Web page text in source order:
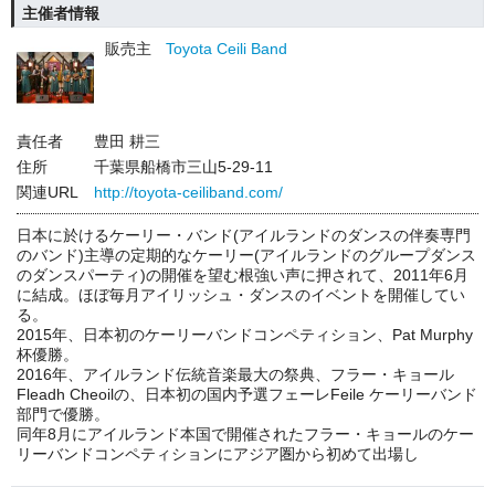
主催者情報
販売主
Toyota Ceili Band
責任者
豊田 耕三
住所
千葉県船橋市三山5-29-11
関連URL
http://toyota-ceiliband.com/
日本に於けるケーリー・バンド(アイルランドのダンスの伴奏専門
のバンド)主導の定期的なケーリー(アイルランドのグループダンス
のダンスパーティ)の開催を望む根強い声に押されて、2011年6月
に結成。ほぼ毎月アイリッシュ・ダンスのイベントを開催してい
る。
2015年、日本初のケーリーバンドコンペティション、Pat Murphy
杯優勝。
2016年、アイルランド伝統音楽最大の祭典、フラー・キョール
Fleadh Cheoilの、日本初の国内予選フェーレFeile ケーリーバンド
部門で優勝。
同年8月にアイルランド本国で開催されたフラー・キョールのケー
リーバンドコンペティションにアジア圏から初めて出場し